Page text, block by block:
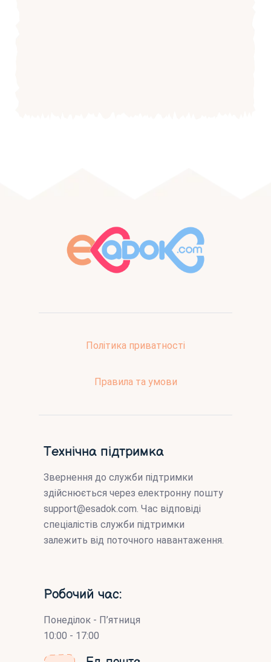
Політика приватності
Правила та умови
Технічна підтримка
Звернення до служби підтримки
здійснюється через електронну пошту
support@esadok.com. Час відповіді
спеціалістів служби підтримки
залежить від поточного навантаження.
Робочий час:
Понеділок - П’ятниця
10:00 - 17:00